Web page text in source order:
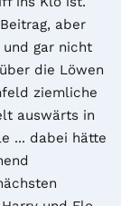
aber
und gar nicht
die Löwen
ziemliche
auswärts in
... dabei hätte